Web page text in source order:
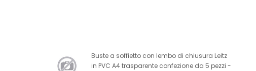
Buste a soffietto con lembo di chiusura Leitz
in PVC A4 trasparente confezione da 5 pezzi -